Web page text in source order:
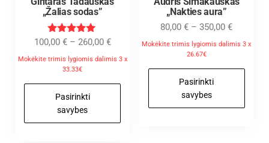
„Žalias sodas”
Įvertinimas
5.00
iš 5
100,00 € – 260,00 €
Mokėkite trimis lygiomis dalimis 3 x
33.33€
Pasirinkti
savybes
„Nakties aura”
80,00€ – 350,00€
Mokėkite trimis lygiomis dalimis 3 x
26.67€
Pasirinkti
savybes